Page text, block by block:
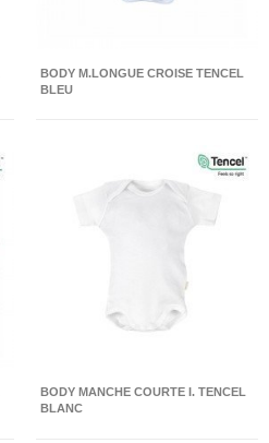
BODY M.LONGUE CROISE TENCEL
BLEU
BODY MANCHE COURTE I. TENCEL
BLANC